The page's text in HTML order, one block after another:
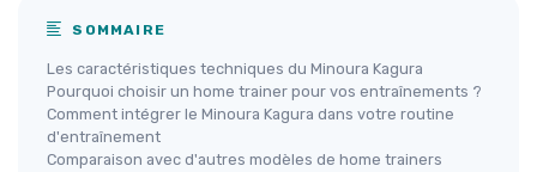
SOMMAIRE
Les caractéristiques techniques du Minoura Kagura
Pourquoi choisir un home trainer pour vos entraînements ?
Comment intégrer le Minoura Kagura dans votre routine
d'entraînement
Comparaison avec d'autres modèles de home trainers